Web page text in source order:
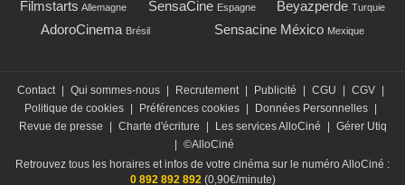
Filmstarts Allemagne SensaCine Espagne Beyazperde Turquie
AdoroCinema Brésil Sensacine México Mexique
Contact | Qui sommes-nous | Recrutement | Publicité | CGU | CGV |
Politique de cookies | Préférences cookies | Données Personnelles |
Revue de presse
| Charte d'écriture | Les services AlloCiné | Gérer Utiq
| ©AlloCiné
Retrouvez tous les horaires et infos de votre cinéma sur le numéro AlloCiné :
0 892 892 892 (0,90€/minute)